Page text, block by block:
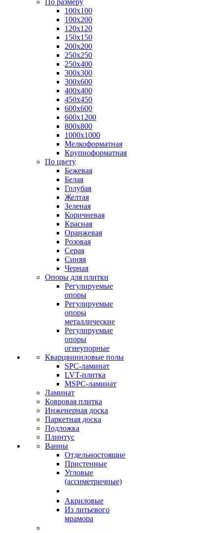
По размеру
100х100
100х200
120х120
150х150
200х200
250х250
250х400
300х300
300х600
400х400
450х450
600х600
600х1200
800х800
1000х1000
Мелкоформатная
Крупноформатная
По цвету
Бежевая
Белая
Голубая
Желтая
Зеленая
Коричневая
Красная
Оранжевая
Розовая
Серая
Синяя
Черная
Опоры для плитки
Регулируемые
опоры
Регулируемые
опоры
металлические
Регулируемые
опоры
огнеупорные
Кварцвиниловые полы
SPC-ламинат
LVT-плитка
MSPC-ламинат
Ламинат
Ковровая плитка
Инженерная доска
Паркетная доска
Подложка
Плинтус
Ванны
Отдельностоящие
Пристенные
Угловые
(ассиметричные)
Акриловые
Из литьевого
мрамора